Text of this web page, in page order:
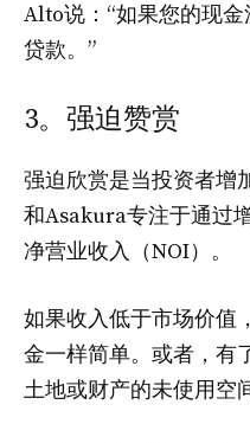
Alto说：“如果您的现
贷款。”
3。强迫赞赏
强迫欣赏是当投资者增
和Asakura专注于通过
净营业收入（NOI）。
如果收入低于市场价值
金一样简单。或者，有
土地或财产的未使用空